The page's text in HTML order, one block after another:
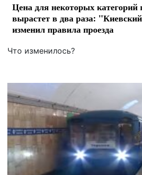
Цена для некоторых категорий
вырастет в два раза:
изменил правила проезда
Что изменилось?